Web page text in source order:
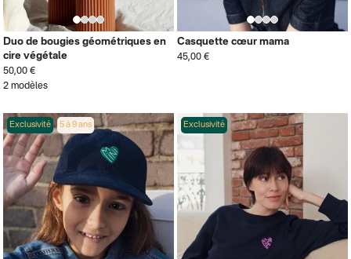
Duo de bougies géométriques en
cire végétale
50,00 €
2 modèles
Casquette cœur mama
45,00 €
5 à 9 ans
Exclusivité Exclusivité